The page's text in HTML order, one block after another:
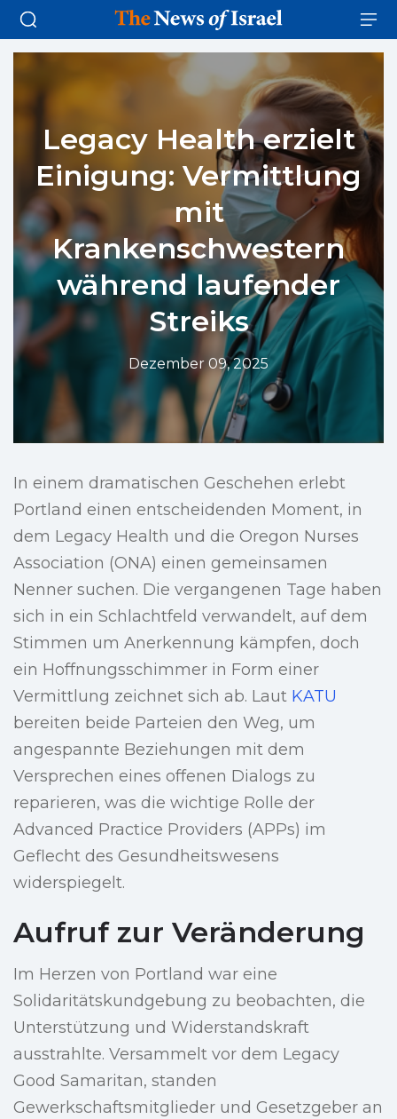
Legacy Health erzielt
Einigung: Vermittlung
mit
Krankenschwestern
während laufender
Streiks
Dezember 09, 2025
In einem dramatischen Geschehen erlebt
Portland einen entscheidenden Moment, in
dem Legacy Health und die Oregon Nurses
Association (ONA) einen gemeinsamen
Nenner suchen. Die vergangenen Tage haben
sich in ein Schlachtfeld verwandelt, auf dem
Stimmen um Anerkennung kämpfen, doch
ein Hoffnungsschimmer in Form einer
Vermittlung zeichnet sich ab. Laut KATU
bereiten beide Parteien den Weg, um
angespannte Beziehungen mit dem
Versprechen eines offenen Dialogs zu
reparieren, was die wichtige Rolle der
Advanced Practice Providers (APPs) im
Geflecht des Gesundheitswesens
widerspiegelt.
Aufruf zur Veränderung
Im Herzen von Portland war eine
Solidaritätskundgebung zu beobachten, die
Unterstützung und Widerstandskraft
ausstrahlte. Versammelt vor dem Legacy
Good Samaritan, standen
Gewerkschaftsmitglieder und Gesetzgeber an